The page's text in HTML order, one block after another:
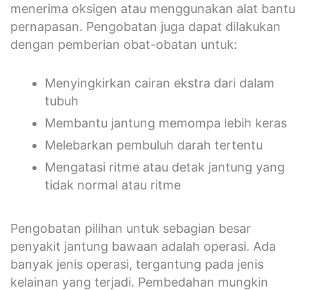
menerima oksigen atau menggunakan alat bantu
pernapasan. Pengobatan juga dapat dilakukan
dengan pemberian obat-obatan untuk:
Menyingkirkan cairan ekstra dari dalam
tubuh
Membantu jantung memompa lebih keras
Melebarkan pembuluh darah tertentu
Mengatasi ritme atau detak jantung yang
tidak normal atau ritme
Pengobatan pilihan untuk sebagian besar
penyakit jantung bawaan adalah operasi. Ada
banyak jenis operasi, tergantung pada jenis
kelainan yang terjadi. Pembedahan mungkin